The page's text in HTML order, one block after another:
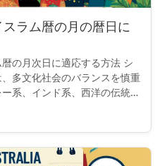
ラム暦の月の暦日に
の月次日に適応する方法 シ
多文化社会のバランスを慎重
系、インド系、西洋の伝統か
性を反映しています。しか